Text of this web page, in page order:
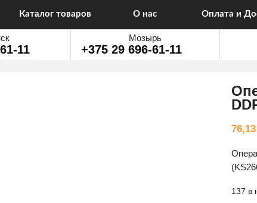
Каталог товаров О нас Оплата и
11
Мозырь
+375 29 696-61-11
76,13
137 в